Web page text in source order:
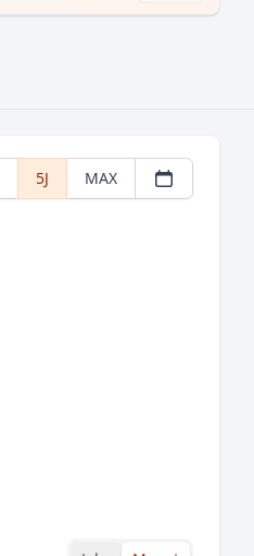
5J MAX